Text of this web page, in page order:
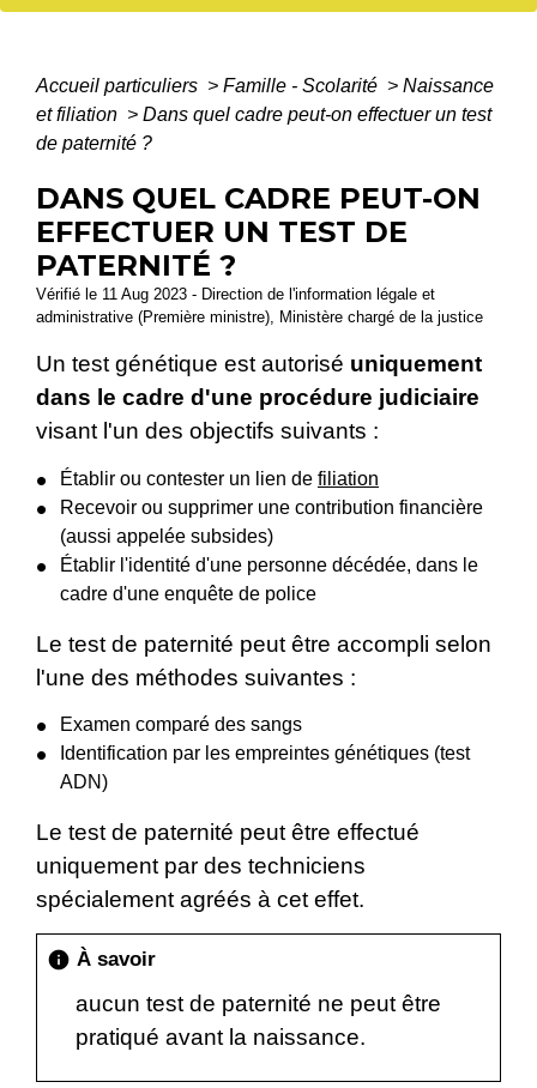
Accueil particuliers > Famille - Scolarité > Naissance
et filiation > Dans quel cadre peut-on effectuer un test
de paternité ?
DANS QUEL CADRE PEUT-ON
EFFECTUER UN TEST DE
PATERNITÉ ?
Vérifié le 11 Aug 2023 - Direction de l'information légale et
administrative (Première ministre), Ministère chargé de la justice
Un test génétique est autorisé uniquement
dans le cadre d'une procédure judiciaire
visant l'un des objectifs suivants :
Établir ou contester un lien de filiation
Recevoir ou supprimer une contribution financière
(aussi appelée subsides)
Établir l'identité d'une personne décédée, dans le
cadre d'une enquête de police
Le test de paternité peut être accompli selon
l'une des méthodes suivantes :
Examen comparé des sangs
Identification par les empreintes génétiques (test
ADN)
Le test de paternité peut être effectué
uniquement par des techniciens
spécialement agréés à cet effet.
info À savoir
aucun test de paternité ne peut être
pratiqué avant la naissance.